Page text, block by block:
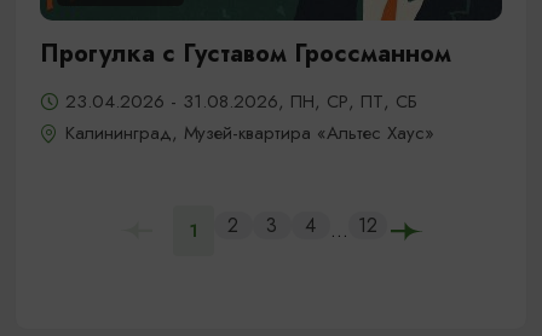
Прогулка с Густавом Гроссманном
23.04.2026 - 31.08.2026, ПН, СР, ПТ, СБ
Калининград, Музей-квартира «Альтес Хаус»
1 2 3 4 ... 12